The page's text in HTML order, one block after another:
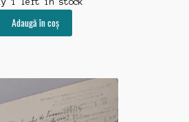
Adaugă în coș